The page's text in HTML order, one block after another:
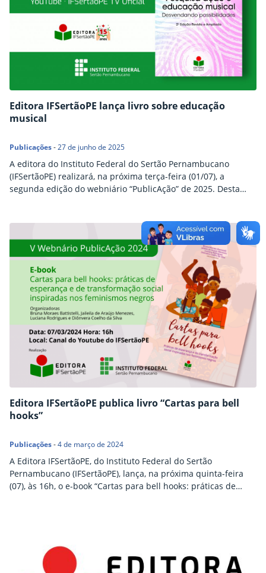
Editora IFSertãoPE lança livro sobre educação
musical
Publicações-27 de junho de 2025
A editora do Instituto Federal do Sertão Pernambucano
(IFSertãoPE) realizará, na próxima terça-feira (01/07), a
segunda edição do webniário “PublicAção” de 2025. Desta
será transmitido através do canal oficial do IFSertãoPE no
YouTube, a partir das 19h. Compartilhar conteúdo: Facebook
Twitter LinkedIn Pinterest WhatsApp
Editora IFSertãoPE publica livro “Cartas para bell
hooks”
Publicações-4 de março de 2024
A Editora IFSertãoPE, do Instituto Federal do Sertão
Pernambucano (IFSertãoPE), lança, na próxima quinta-feira
(07), às 16h, o e-book “Cartas para bell hooks: práticas de
Negras/os, através do XII Congresso Brasileiro de…